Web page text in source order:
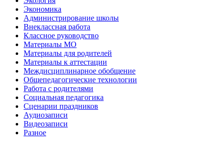
Экономика
Администрирование школы
Внеклассная работа
Классное руководство
Материалы МО
Материалы для родителей
Материалы к аттестации
Междисциплинарное обобщение
Общепедагогические технологии
Работа с родителями
Социальная педагогика
Сценарии праздников
Аудиозаписи
Видеозаписи
Разное